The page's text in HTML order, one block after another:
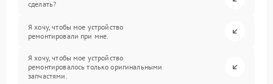
сделать?
Я хочу, чтобы мое устройство
ремонтировали при мне.
Я хочу, чтобы мое устройство
ремонтировалось только оригинальными
запчастями.